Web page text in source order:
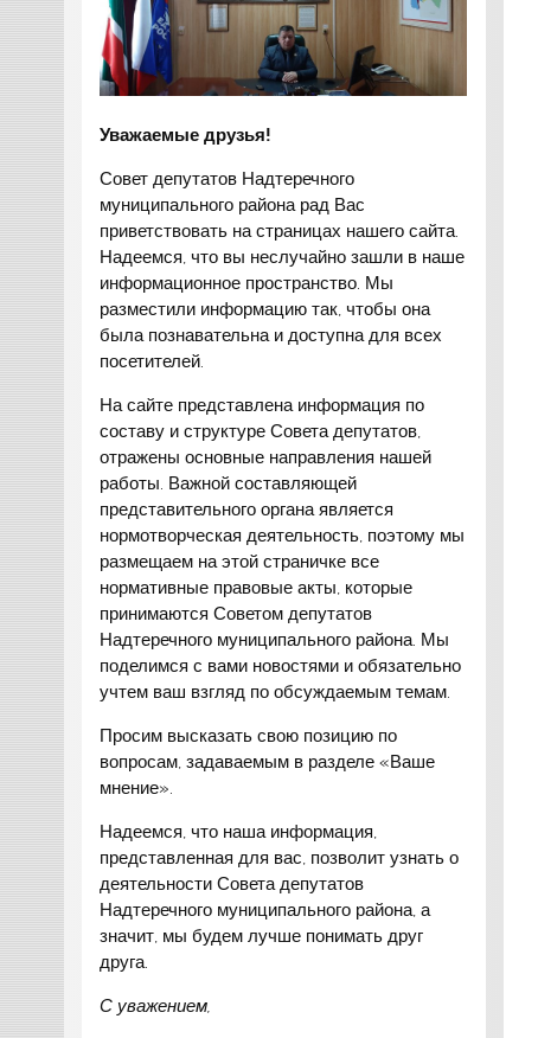
Уважаемые друзья!
Совет депутатов Надтеречного
муниципального района рад Вас
приветствовать на страницах нашего сайта.
Надеемся, что вы неслучайно зашли в наше
информационное пространство. Мы
разместили информацию так, чтобы она
была познавательна и доступна для всех
посетителей.
На сайте представлена информация по
составу и структуре Совета депутатов,
отражены основные направления нашей
работы. Важной составляющей
представительного органа является
нормотворческая деятельность, поэтому мы
размещаем на этой страничке все
нормативные правовые акты, которые
принимаются Советом депутатов
Надтеречного муниципального района. Мы
поделимся с вами новостями и обязательно
учтем ваш взгляд по обсуждаемым темам.
Просим высказать свою позицию по
вопросам, задаваемым в разделе «Ваше
мнение».
Надеемся, что наша информация,
представленная для вас, позволит узнать о
деятельности Совета депутатов
Надтеречного муниципального района, а
значит, мы будем лучше понимать друг
друга.
С уважением,